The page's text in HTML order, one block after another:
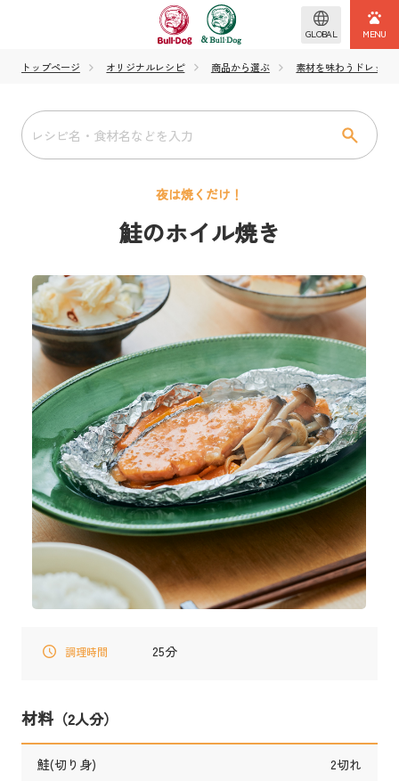
GLOBAL
トップページ オリジナルレシピ 商品から選ぶ 素材を味わうドレッシ
夜は焼くだけ！
鮭のホイル焼き
調理時間 25分
材料（2人分）
鮭(切り身) 2切れ